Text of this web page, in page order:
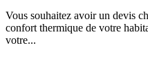
Vous souhaitez avoir un devis
confort thermique de votre
votre...